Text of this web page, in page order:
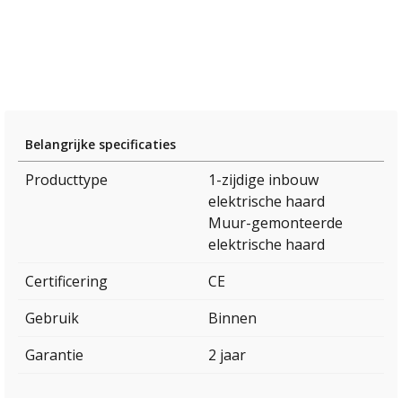
Belangrijke specificaties
Producttype
1-zijdige inbouw
elektrische haard
Muur-gemonteerde
elektrische haard
Certificering
CE
Gebruik
Binnen
Garantie
2 jaar